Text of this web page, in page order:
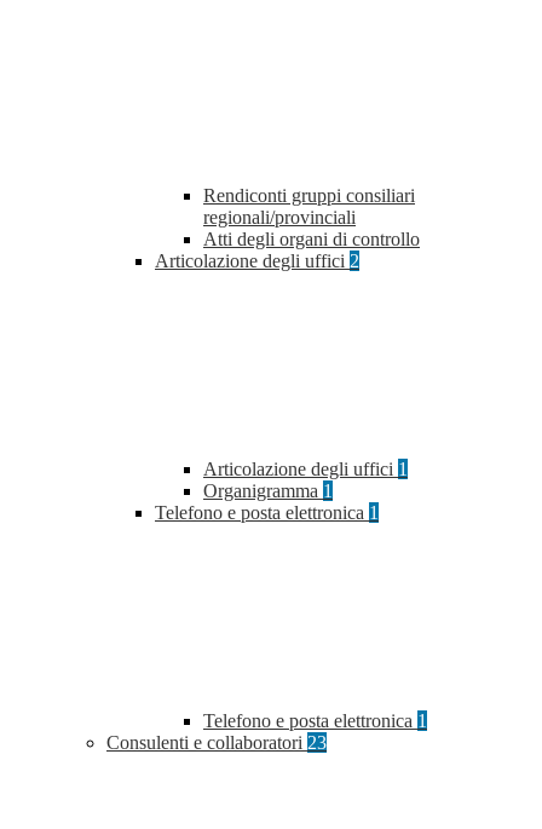
Rendiconti gruppi consiliari
regionali/provinciali
Atti degli organi di controllo
Articolazione degli uffici 2
Articolazione degli uffici 1
Organigramma 1
Telefono e posta elettronica 1
Telefono e posta elettronica 1
Consulenti e collaboratori 23